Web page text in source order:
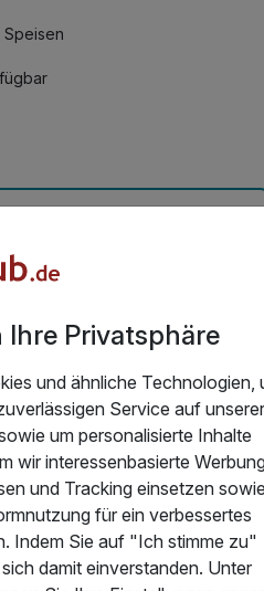
gebucht. Wir waren sehr
mit Balkon, die
wieder Buchen und es
für die
Ihre Privatsphäre
und ähnliche Technologien,
Service auf
um personalisierte Inhalte
wir interessenbasierte
und Tracking einsetzen sowie
für ein verbessertes
Indem Sie auf "Ich stimme zu"
damit einverstanden. Unter